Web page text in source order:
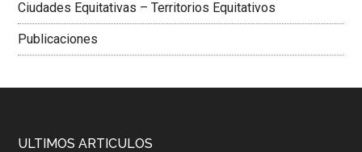
Ciudades Equitativas – Territorios Equitativos
Publicaciones
ULTIMOS ARTICULOS